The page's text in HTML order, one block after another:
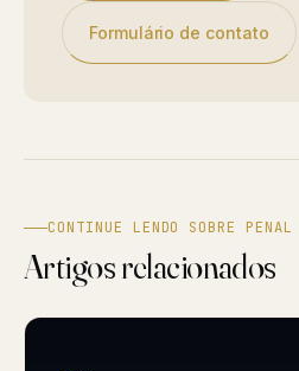
Formulário de contato
CONTINUE LENDO SOBRE PENAL
Artigos relacionados